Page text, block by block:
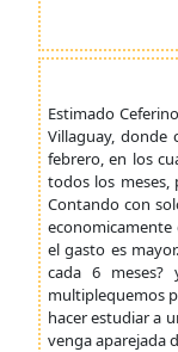
Estimado
Villaguay, donde
febrero, en los
todos los meses,
Contando con
economicamente
el gasto es
cada 6 meses?
multiplequemos
hacer estudiar a
venga aparejada